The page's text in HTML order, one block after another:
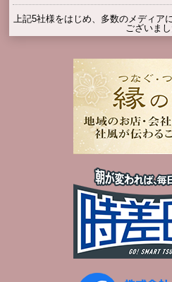
上記5社様をはじめ、多数のメディア
ございまし